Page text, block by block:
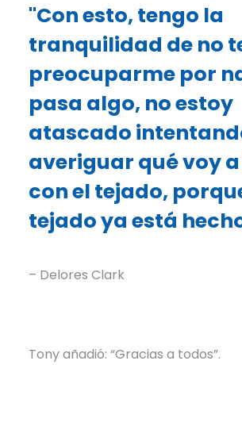
"Con esto, tengo la
tranquilidad de no
preocuparme por
pasa algo, no estoy
atascado
averiguar qué voy
con el tejado,
tejado ya está
– Delores Clark
Tony añadió: “Gracias a todos”.